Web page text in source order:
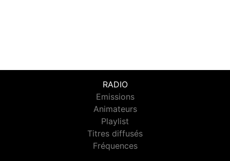
RADIO
Emissions
Animateurs
Playlist
Titres diffusés
Fréquences